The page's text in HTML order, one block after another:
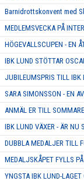
Barnidrottskonvent med
MEDLEMSVECKA PÅ
HÖGEVALLSCUPEN - EN
IBK LUND STÖTTAR
JUBILEUMSPRIS TILL IBK
SARA SIMONSSON - EN
ANMÄL ER TILL
IBK LUND VÄXER - ÄR NU
DUBBLA MEDALJER TILL
MEDALJSKÅPET FYLLS
YNGSTA IBK LUND-